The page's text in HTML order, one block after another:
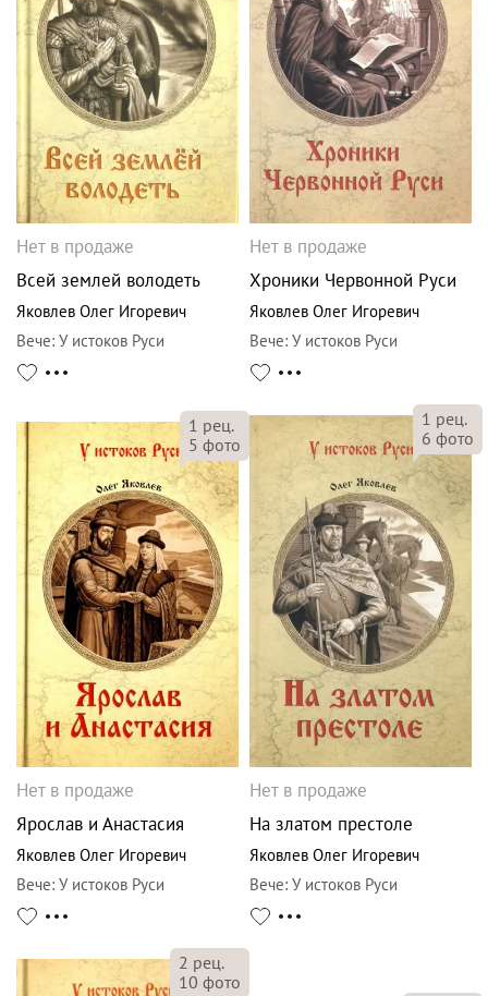
Нет в продаже
Всей землей володеть
Яковлев Олег Игоревич
Вече: У истоков Руси
Нет в продаже
Хроники Червонной Руси
Яковлев Олег Игоревич
Вече: У истоков Руси
1 рец.
5 фото
Нет в продаже
Ярослав и Анастасия
Яковлев Олег Игоревич
Вече: У истоков Руси
1 рец.
6 фото
Нет в продаже
На златом престоле
Яковлев Олег Игоревич
Вече: У истоков Руси
2 рец.
10 фото